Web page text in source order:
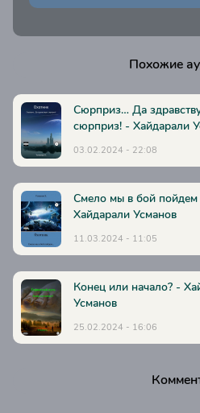
18-strannosti-sistemy-u-14-34
19-torgovaja-stancija
20-kolco-larua
21-konfederacija-delus
22-agrafy
23-piraty
25-gosti
26-federacija-nivejj-centralnye-
27-novye-sojuzniki
Похожие
Сюрприз… Да
сюрприз! - Хайдарали
03.02.2024 - 22:08
Смело мы в бой
Хайдарали Усманов
11.03.2024 - 11:05
Конец или начало? -
Усманов
25.02.2024 - 16:06